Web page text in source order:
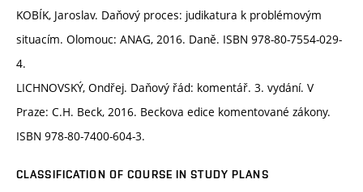
KOBÍK, Jaroslav. Daňový proces: judikatura k problémovým
situacím. Olomouc: ANAG, 2016. Daně. ISBN 978-80-7554-029-
4.
LICHNOVSKÝ, Ondřej. Daňový řád: komentář. 3. vydání. V
Praze: C.H. Beck, 2016. Beckova edice komentované zákony.
ISBN 978-80-7400-604-3.
CLASSIFICATION OF COURSE IN STUDY PLANS